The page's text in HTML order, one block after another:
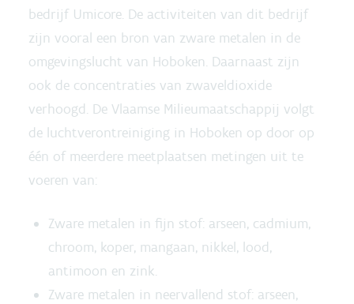
bedrijf Umicore. De activiteiten van dit bedrijf
zijn vooral een bron van zware metalen in de
omgevingslucht van Hoboken. Daarnaast zijn
ook de concentraties van zwaveldioxide
verhoogd. De Vlaamse Milieumaatschappij volgt
de luchtverontreiniging in Hoboken op door op
één of meerdere meetplaatsen metingen uit te
voeren van:
Zware metalen in fijn stof: arseen, cadmium,
chroom, koper, mangaan, nikkel, lood,
antimoon en zink.
Zware metalen in neervallend stof: arseen,